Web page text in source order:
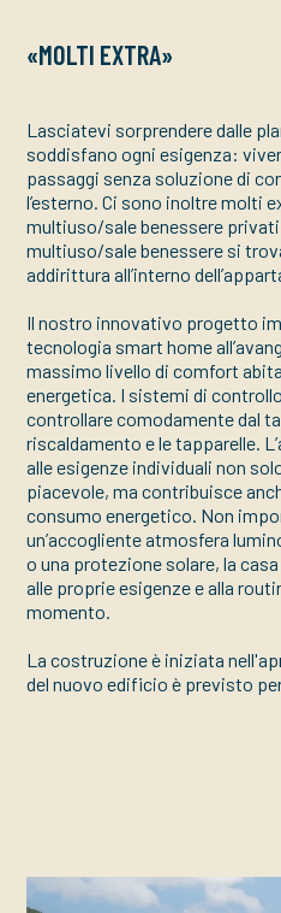
«MOLTI EXTRA»
Lasciatevi sorprendere dalle
soddisfano ogni esigenza:
passaggi senza soluzione di
l’esterno. Ci sono inoltre molti
multiuso/sale benessere
multiuso/sale benessere si
addirittura all’interno
Il nostro innovativo progetto
tecnologia smart home
massimo livello di comfort
energetica. I sistemi di
controllare comodamente dal
riscaldamento e le tapparelle.
alle esigenze individuali non
piacevole, ma contribuisce
consumo energetico. Non
un’accogliente atmosfera
o una protezione solare, la
alle proprie esigenze e alla
momento.
La costruzione è iniziata
del nuovo edificio è previsto